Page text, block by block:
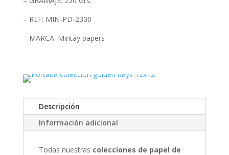
– REF: MIN-PD-2300
– MARCA: Mintay papers
Descripción
Información adicional
Todas nuestras colecciones de papel de